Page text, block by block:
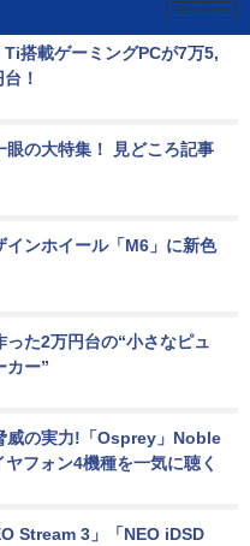
搭載ゲーミングPCが7万5,
！
眼の大特集！ 見どころ記事
インホイール「M6」に新色
った2万円台の“小さなピュ
カー”
威の実力!「Osprey」Noble
フォン4機種を一気に聴く
Stream 3」「NEO iDSD